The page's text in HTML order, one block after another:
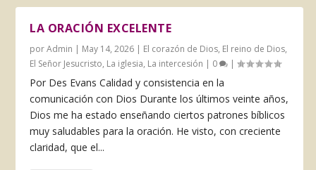
LA ORACIÓN EXCELENTE
porAdmin | May 14, 2026 | El corazón de Dios, El reino de Dios,
El Señor Jesucristo, La iglesia, La intercesión | 0 |
Por Des Evans Calidad y consistencia en la
comunicación con Dios Durante los últimos veinte años,
Dios me ha estado enseñando ciertos patro­nes bíblicos
muy saludables para la oración. He visto, con crecien­te
claridad, que el...